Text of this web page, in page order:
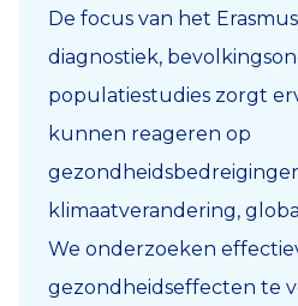
De focus van het
diagnostiek,
populatiestudies zorgt
kunnen reageren op
klimaatverandering,
We onderzoeken
gezondheidseffecten te